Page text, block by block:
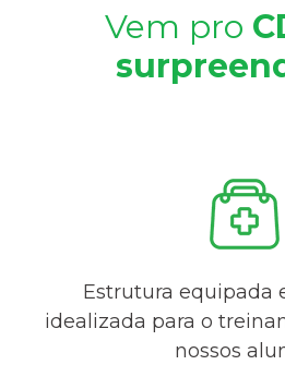
Vem pro
Estrutura equipada
idealizada para o
nossos